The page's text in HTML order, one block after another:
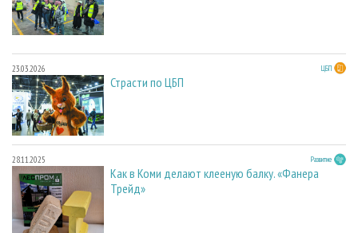
23.03.2026 ЦБП
Страсти по ЦБП
28.11.2025 Развитие
Как в Коми делают клееную балку. «Фанера
Трейд»